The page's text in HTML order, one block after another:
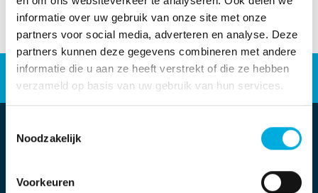
informatie over uw gebruik van onze site met onze
partners voor social media, adverteren en analyse. Deze
partners kunnen deze gegevens combineren met andere
informatie die u aan ze heeft verstrekt of die ze hebben
verzameld op basis van uw gebruik van hun services.
Noodzakelijk
Voorkeuren
Energieoplossingen
Industriële automatisering
Werken bij